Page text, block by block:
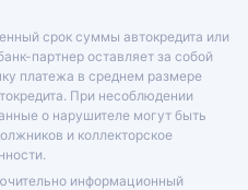
срок суммы автокредита или
партнер оставляет за собой
платежа в среднем размере
При несоблюдении
о нарушителе могут быть
и коллекторское
информационный